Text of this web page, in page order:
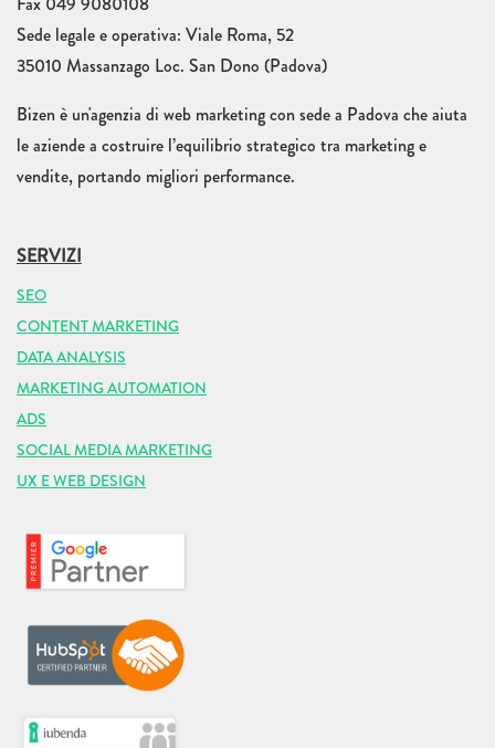
Sede legale e operativa: Viale Roma, 52
35010 Massanzago Loc. San Dono (Padova)
Bizen è un'agenzia di web marketing con sede a Padova che aiuta
le aziende a costruire l’equilibrio strategico tra marketing e
vendite, portando migliori performance.
SERVIZI
SEO
CONTENT MARKETING
DATA ANALYSIS
MARKETING AUTOMATION
ADS
SOCIAL MEDIA MARKETING
UX E WEB DESIGN